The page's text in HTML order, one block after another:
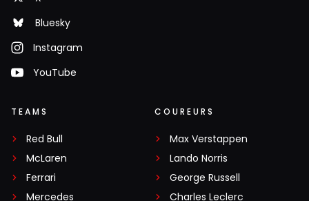
Bluesky
Instagram
YouTube
TEAMS
Red Bull
McLaren
Ferrari
Mercedes
COUREURS
Max Verstappen
Lando Norris
George Russell
Charles Leclerc